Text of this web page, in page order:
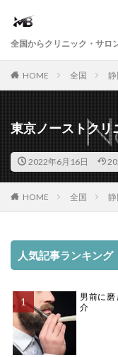
全国からクリニック・サロ
HOME 全国
東京ノーストクリ
2022年6月16日
HOME 全国
人気記事ランキング
男前に
介